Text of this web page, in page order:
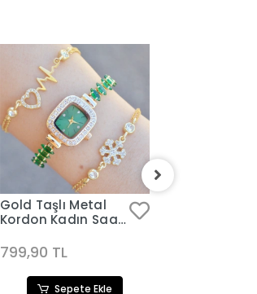
Gold Taşlı Metal
Kordon Kadın Saat
799,90 TL
Sepete Ekle